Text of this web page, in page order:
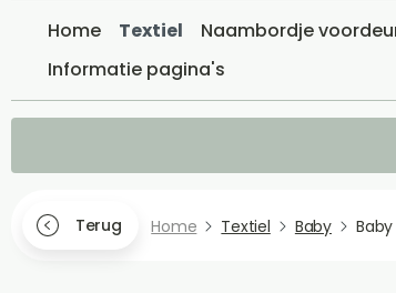
Home Textiel Naambordje
Informatie pagina's
Terug Home Textiel Baby